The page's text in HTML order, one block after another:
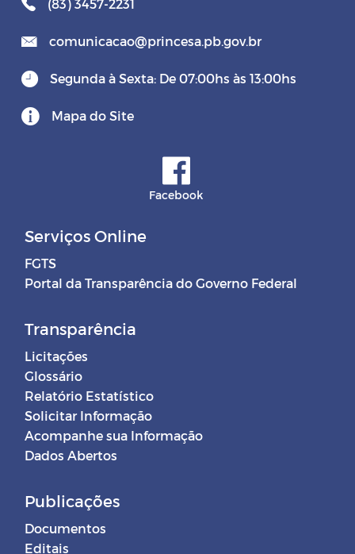
(83) 3457-2231
comunicacao@princesa.pb.gov.br
Segunda à Sexta: De 07:00hs às 13:00hs
Mapa do Site
Facebook
Serviços Online
FGTS
Portal da Transparência do Governo Federal
Transparência
Licitações
Glossário
Relatório Estatístico
Solicitar Informação
Acompanhe sua Informação
Dados Abertos
Publicações
Documentos
Editais